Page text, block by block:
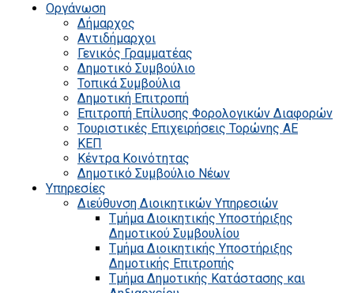
Οργάνωση
Δήμαρχος
Αντιδήμαρχοι
Γενικός Γραμματέας
Δημοτικό Συμβούλιο
Τοπικά Συμβούλια
Δημοτική Επιτροπή
Επιτροπή Επίλυσης Φορολογικών Διαφορών
Τουριστικές Επιχειρήσεις Τορώνης ΑΕ
ΚΕΠ
Κέντρα Κοινότητας
Δημοτικό Συμβούλιο Νέων
Υπηρεσίες
Διεύθυνση Διοικητικών Υπηρεσιών
Τμήμα Διοικητικής Υποστήριξης
Δημοτικού Συμβουλίου
Τμήμα Διοικητικής Υποστήριξης
Δημοτικής Επιτροπής
Τμήμα Δημοτικής Κατάστασης και